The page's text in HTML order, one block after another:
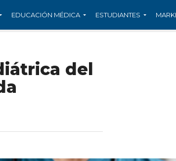
EDUCACIÓN MÉDICA ESTUDIANTES
del